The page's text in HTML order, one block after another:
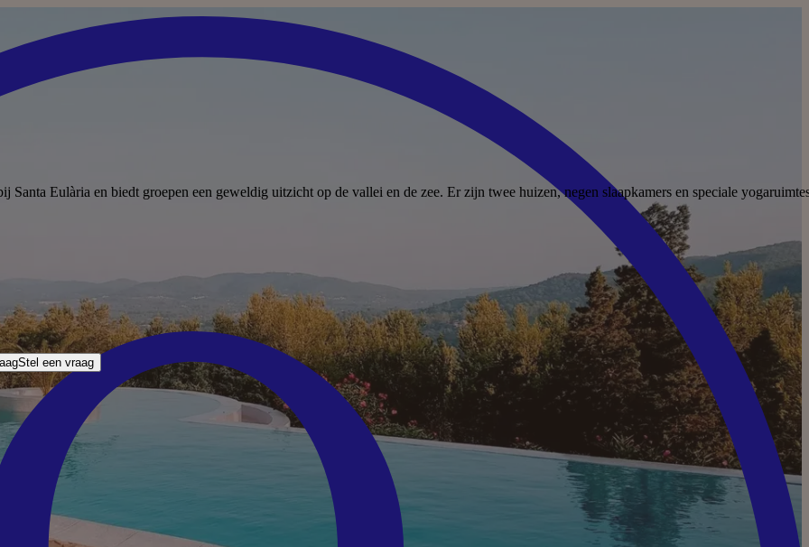
Eulària en biedt groepen een geweldig uitzicht op de vallei en de zee. Er zijn twee huizen, negen slaapkamers en speciale
Stel een vraag